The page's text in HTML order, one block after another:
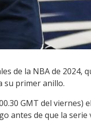
de la NBA de 2024,
su primer anillo.
GMT del viernes)
antes de que la serie